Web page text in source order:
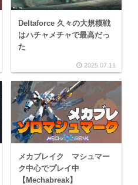
Deltaforce 久々の大規模戦
はハチャメチャで最高だっ
た
2025.07.11
メカブレイク マシュマー
ク中心でプレイ中
【Mechabreak】